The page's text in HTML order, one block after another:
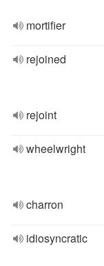
mortifier
rejoined
rejoint
wheelwright
charron
idiosyncratic